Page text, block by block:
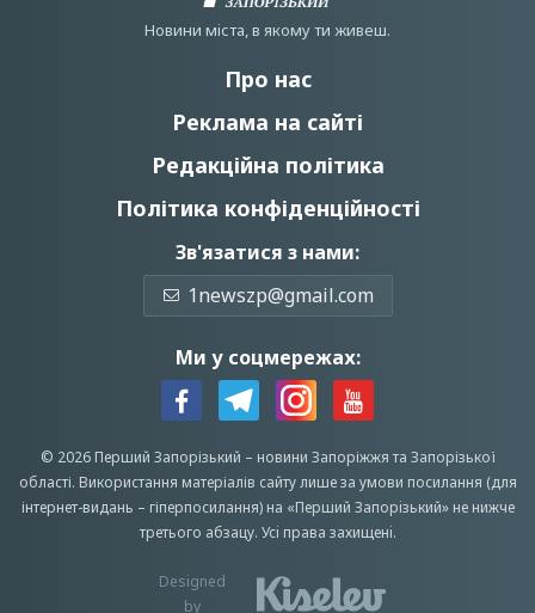
Новини мiста, в якому ти живеш.
Про нас
Реклама на сайті
Редакційна політика
Політика конфіденційності
Зв'язатися з нами:
1newszp@gmail.com
Ми у соцмережах:
© 2026 Перший Запорізький – новини Запоріжжята Запорізької
області. Використання матеріалів сайту лише за умови посилання (для
інтернет-видань – гіперпосилання) на «Перший Запорiзький» не нижче
третього абзацу. Усi права захищенi.
Designed
by